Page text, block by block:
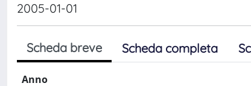
2005-01-01
Scheda breve Scheda completa
Anno